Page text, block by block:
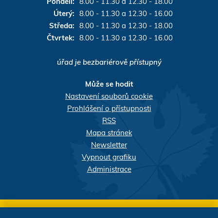
Úterý: 8.00 - 11.30 a 12.30 - 16.00
Středa: 8.00 - 11.30 a 12.30 - 18.00
Čtvrtek: 8.00 - 11.30 a 12.30 - 16.00
úřad je bezbariérově přístupný
Může se hodit
Nastavení souborů cookie
Prohlášení o přístupnosti
RSS
Mapa stránek
Newsletter
Vypnout grafiku
Administrace